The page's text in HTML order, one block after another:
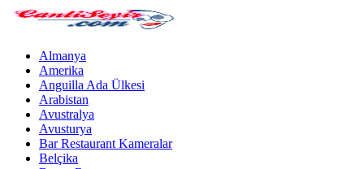
Almanya
Amerika
Anguilla Ada Ülkesi
Arabistan
Avustralya
Avusturya
Bar Restaurant Kameralar
Belçika